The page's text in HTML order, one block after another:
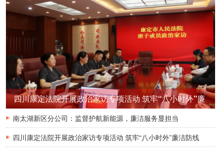
四川康定法院开展政治家访专项活动 筑牢“八小时外”廉
洁防线
南太湖新区分公司：监督护航新能源，廉洁服务显担当
四川康定法院开展政治家访专项活动 筑牢“八小时外”廉洁防线